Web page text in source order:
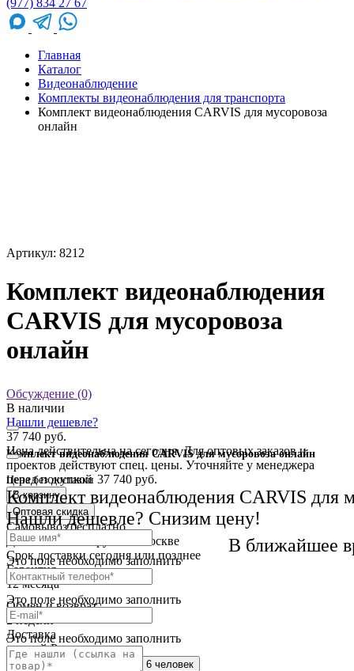
(977) 834 27 67
Главная
Каталог
Видеонаблюдение
Комплекты видеонаблюдения для транспорта
Комплект видеонаблюдения CARVIS для мусоровоза
онлайн
Артикул: 8212
Комплект видеонаблюдения
CARVIS для мусоровоза
онлайн
Обсуждение (0)
Комплект видеонаблюдения CARVIS для мусоровоза онлайн
Цена без доставки 37 740 руб.
Комплект видеонаблюдения CARVIS для
Нашли дешевле? Снизим цену!
Это поле необходимо заполнить
Это поле необходимо заполнить
Это поле необходимо заполнить
В наличии
Нашли дешевле?
В ближайшее
37 740 руб.
Цена действительна на сегодня. Для оптовых заказов и
проектов действуют спец. цены. Уточняйте у менеджера
перед покупкой
В корзину
Оптовая скидка
Самовывоз бесплатно
Доставка от 250 руб. по Москве
Cрок доставки сегодня или позднее
Гарантия
12 месяца
Обмен и возврат
2 недели
Доставка
по всей России
Сейчас этот товар смотрят 6 человек